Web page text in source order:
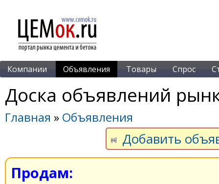
Компании Объявления Товары Спрос
Доска объявлений
Главная » Объявления
Добавить
Продам: